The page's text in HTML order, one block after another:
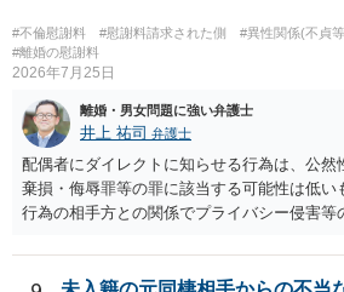
#不倫慰謝料 #慰謝料請求された側 #異性関係(不貞
#離婚の慰謝料
2026年7月25日
離婚・男女問題に強い弁護士
井上 祐司 弁護士
配偶者にダイレクトに知らせる行為は、公然
棄損・侮辱罪等の罪に該当する可能性は低い
行為の相手方との関係でプライバシー侵害等
ため、弁護士としては推奨しないことが一般